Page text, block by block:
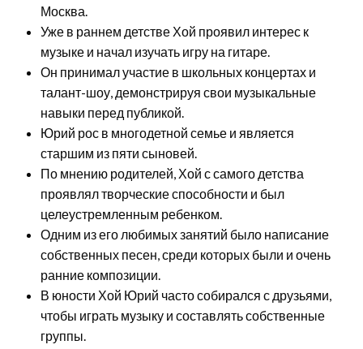
Москва.
Уже в раннем детстве Хой проявил интерес к
музыке и начал изучать игру на гитаре.
Он принимал участие в школьных концертах и
талант-шоу, демонстрируя свои музыкальные
навыки перед публикой.
Юрий рос в многодетной семье и является
старшим из пяти сыновей.
По мнению родителей, Хой с самого детства
проявлял творческие способности и был
целеустремленным ребенком.
Одним из его любимых занятий было написание
собственных песен, среди которых были и очень
ранние композиции.
В юности Хой Юрий часто собирался с друзьями,
чтобы играть музыку и составлять собственные
группы.